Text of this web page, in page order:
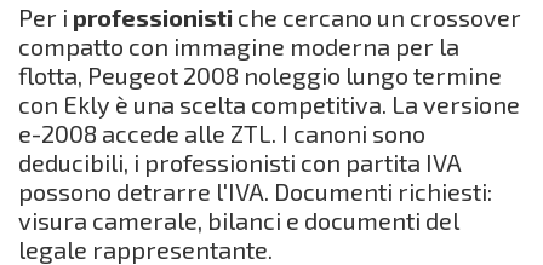
Per i professionisti che cercano un crossover
compatto con immagine moderna per la
flotta, Peugeot 2008 noleggio lungo termine
con Ekly è una scelta competitiva. La versione
e-2008 accede alle ZTL. I canoni sono
deducibili, i professionisti con partita IVA
possono detrarre l'IVA. Documenti richiesti:
visura camerale, bilanci e documenti del
legale rappresentante.